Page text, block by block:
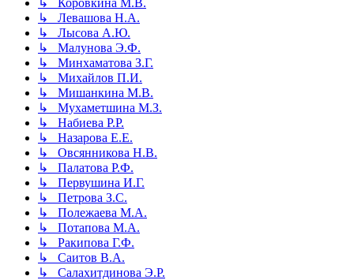
↳ Коровкина М.В.
↳ Левашова Н.А.
↳ Лысова А.Ю.
↳ Малунова Э.Ф.
↳ Минхаматова З.Г.
↳ Михайлов П.И.
↳ Мишанкина М.В.
↳ Мухаметшина М.З.
↳ Набиева Р.Р.
↳ Назарова Е.Е.
↳ Овсянникова Н.В.
↳ Палатова Р.Ф.
↳ Первушина И.Г.
↳ Петрова З.С.
↳ Полежаева М.А.
↳ Потапова М.А.
↳ Ракипова Г.Ф.
↳ Саитов В.А.
↳ Салахитдинова Э.Р.